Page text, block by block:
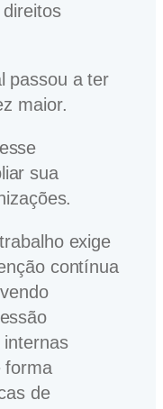
passou a ter
maior.
sua
exige
contínua
internas
forma
de